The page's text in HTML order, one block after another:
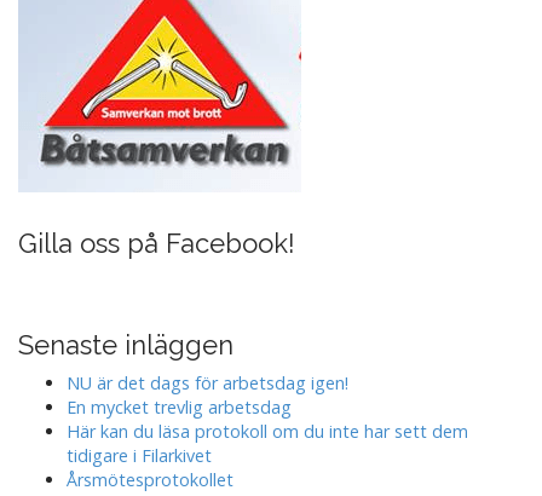
Gilla oss på Facebook!
Senaste inläggen
NU är det dags för arbetsdag igen!
En mycket trevlig arbetsdag
Här kan du läsa protokoll om du inte har sett dem
tidigare i Filarkivet
Årsmötesprotokollet